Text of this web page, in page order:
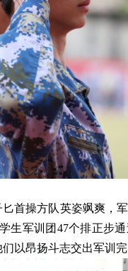
首操方队英姿飒爽，
生军训团47个排正步
以昂扬斗志交出军训完